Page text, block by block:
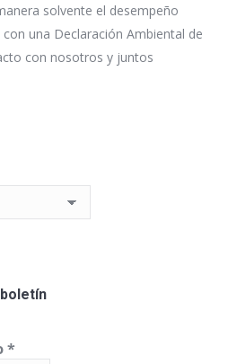
solvente el desempeño
una Declaración Ambiental de
con nosotros y juntos
*